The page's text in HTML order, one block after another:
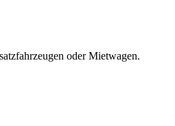
oder Mietwagen.